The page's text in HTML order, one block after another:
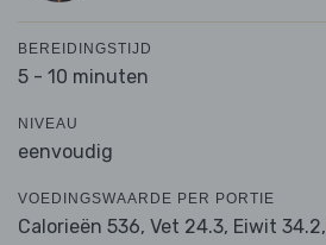
BEREIDINGSTIJD
5 - 10 minuten
NIVEAU
eenvoudig
VOEDINGSWAARDE PER PORTIE
Calorieën 536, Vet 24.3, Eiwit 34.2,